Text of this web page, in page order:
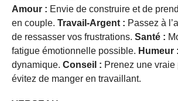
Amour : Envie de construire et de
en couple. Travail-Argent : Passez à
de ressasser vos frustrations. Santé :
fatigue émotionnelle possible. Humeur :
dynamique. Conseil : Prenez une
évitez de manger en travaillant.